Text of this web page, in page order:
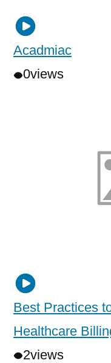
Acadmiac
0views
Best Practices
Healthcare
2views